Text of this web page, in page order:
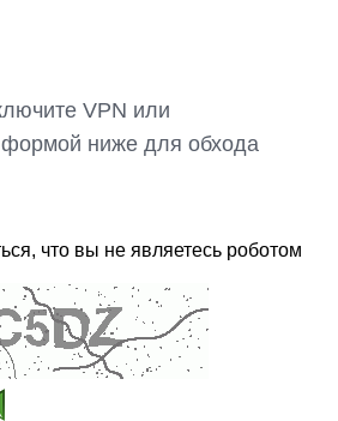
VPN или
формой ниже для обхода
что вы не являетесь роботом